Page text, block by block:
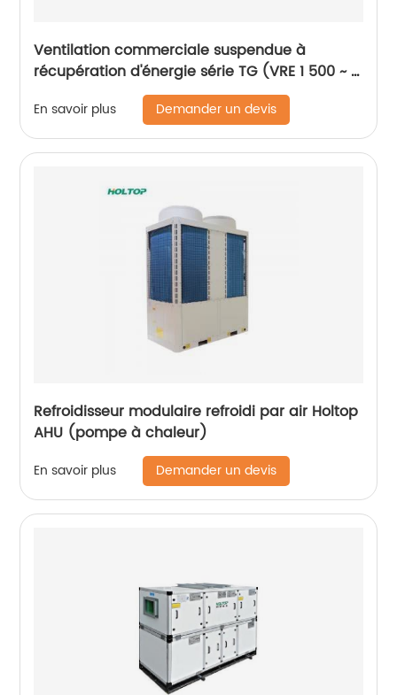
Ventilation commerciale suspendue à
récupération d'énergie série TG (VRE 1 500 ~ 3
En savoir plus Demander un devis
Refroidisseur modulaire refroidi par air Holtop
AHU (pompe à chaleur)
En savoir plus Demander un devis